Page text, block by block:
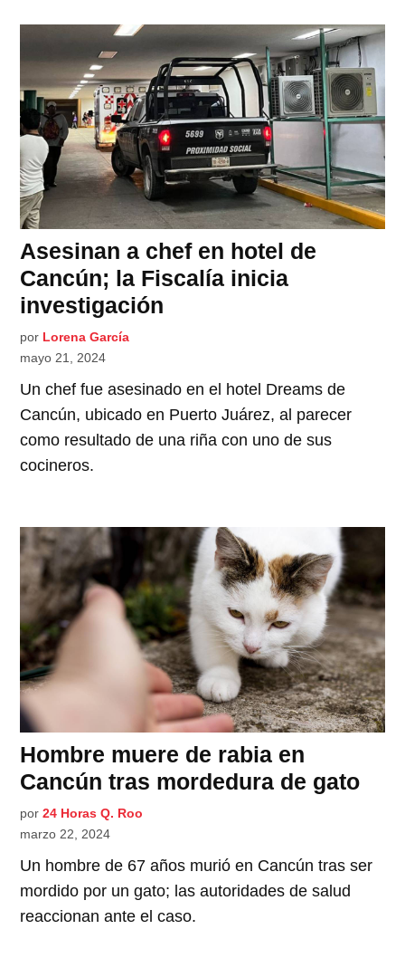
Asesinan a chef en hotel de
Cancún; la Fiscalía inicia
investigación
por Lorena García
mayo 21, 2024
Un chef fue asesinado en el hotel Dreams de
Cancún, ubicado en Puerto Juárez, al parecer
como resultado de una riña con uno de sus
cocineros.
Hombre muere de rabia en
Cancún tras mordedura de gato
por 24 Horas Q. Roo
marzo 22, 2024
Un hombre de 67 años murió en Cancún tras ser
mordido por un gato; las autoridades de salud
reaccionan ante el caso.